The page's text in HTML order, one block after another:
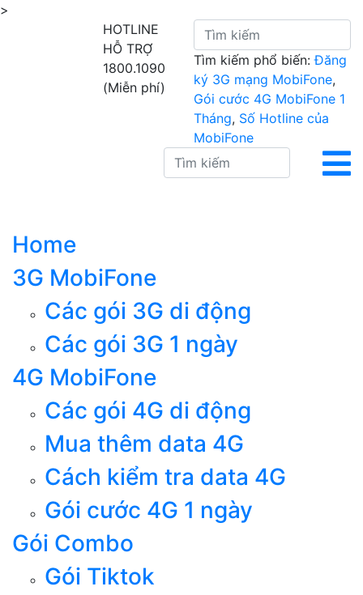
>
HOTLINE
HỖ TRỢ
1800.1090
(Miễn phí)
Tìm kiếm phổ biến: Đăng
ký 3G mạng MobiFone,
Gói cước 4G MobiFone 1
Tháng, Số Hotline của
MobiFone
Home
3G MobiFone
Các gói 3G di động
Các gói 3G 1 ngày
4G MobiFone
Các gói 4G di động
Mua thêm data 4G
Cách kiểm tra data 4G
Gói cước 4G 1 ngày
Gói Combo
Gói Tiktok